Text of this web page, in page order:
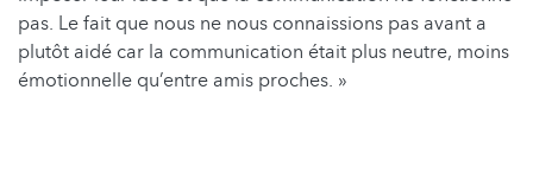
pas. Le fait que nous ne nous connaissions pas avant a
plutôt aidé car la communication était plus neutre, moins
émotionnelle qu’entre amis proches. »